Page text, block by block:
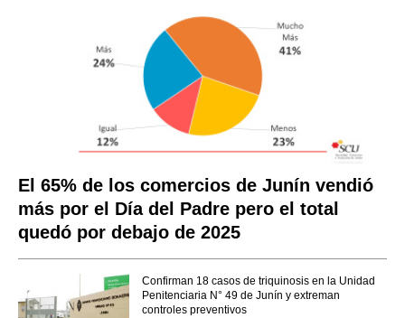
El 65% de los comercios de Junín vendió
más por el Día del Padre pero el total
quedó por debajo de 2025
Confirman 18 casos de triquinosis en la Unidad
Penitenciaria N° 49 de Junín y extreman
controles preventivos